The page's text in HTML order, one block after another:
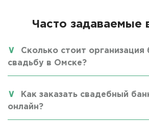
Часто задаваемые
Сколько стоит организация
свадьбу в Омске?
Как заказать свадебный
онлайн?